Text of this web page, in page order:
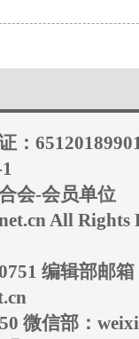
：
会-会员单位
All Rights
编辑部邮箱
微信部：